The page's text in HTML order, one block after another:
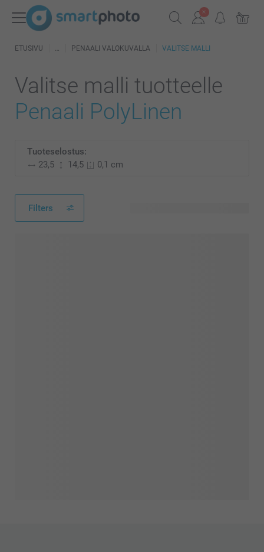
ETUSIVU PENAALI VALOKUVALLA VALITSE MALLI
Valitse malli tuotteelle
Penaali PolyLinen
Tuoteselostus:
23,5
14,5 0,1 cm
Filters